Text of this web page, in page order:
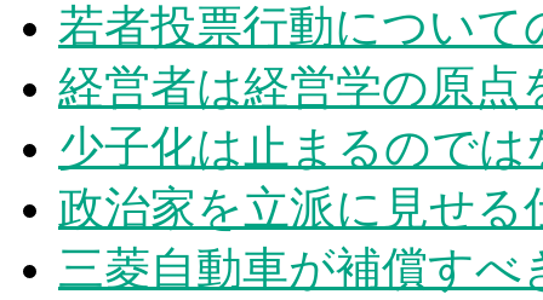
若者投票行動につい
経営者は経営学の原
少子化は止まるのでは
政治家を立派に見せる
三菱自動車が補償すべ